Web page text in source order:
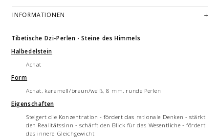
INFORMATIONEN
Tibetische Dzi-Perlen - Steine des Himmels
Halbedelstein
Achat
Form
Achat, karamell/braun/weiß, 8 mm, runde Perlen
Eigenschaften
Steigert die Konzentration - fördert das rationale Denken - stärkt
den Realitätssinn - schärft den Blick für das Wesentliche - fördert
das innere Gleichgewicht